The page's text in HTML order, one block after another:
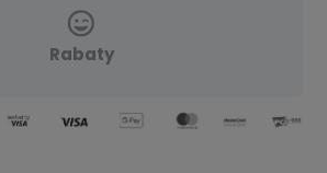
Rabaty